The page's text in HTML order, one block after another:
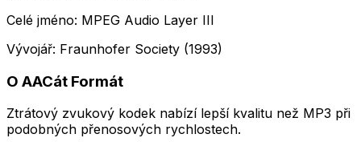
Celé jméno: MPEG Audio Layer III
Vývojář: Fraunhofer Society (1993)
O AACát Formát
Ztrátový zvukový kodek nabízí lepší kvalitu než MP3 při
podobných přenosových rychlostech.